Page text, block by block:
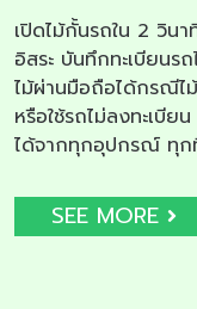
เปิดไม้กั้นรถใน 2 วิน
อิสระ บันทึกทะเบียนร
ไม้ผ่านมือถือได้กรณีไ
หรือใช้รถไม่ลงทะเบี
ได้จากทุกอุปกรณ์ ทุก
SEE MORE